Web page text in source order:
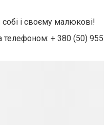
собі і своєму малюкові!
телефоном: + 380 (50) 955